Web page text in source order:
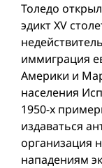
Толедо
эдикт XV
иммиграция
Америки и
населения
1950-х
издаваться
организация
нападениям